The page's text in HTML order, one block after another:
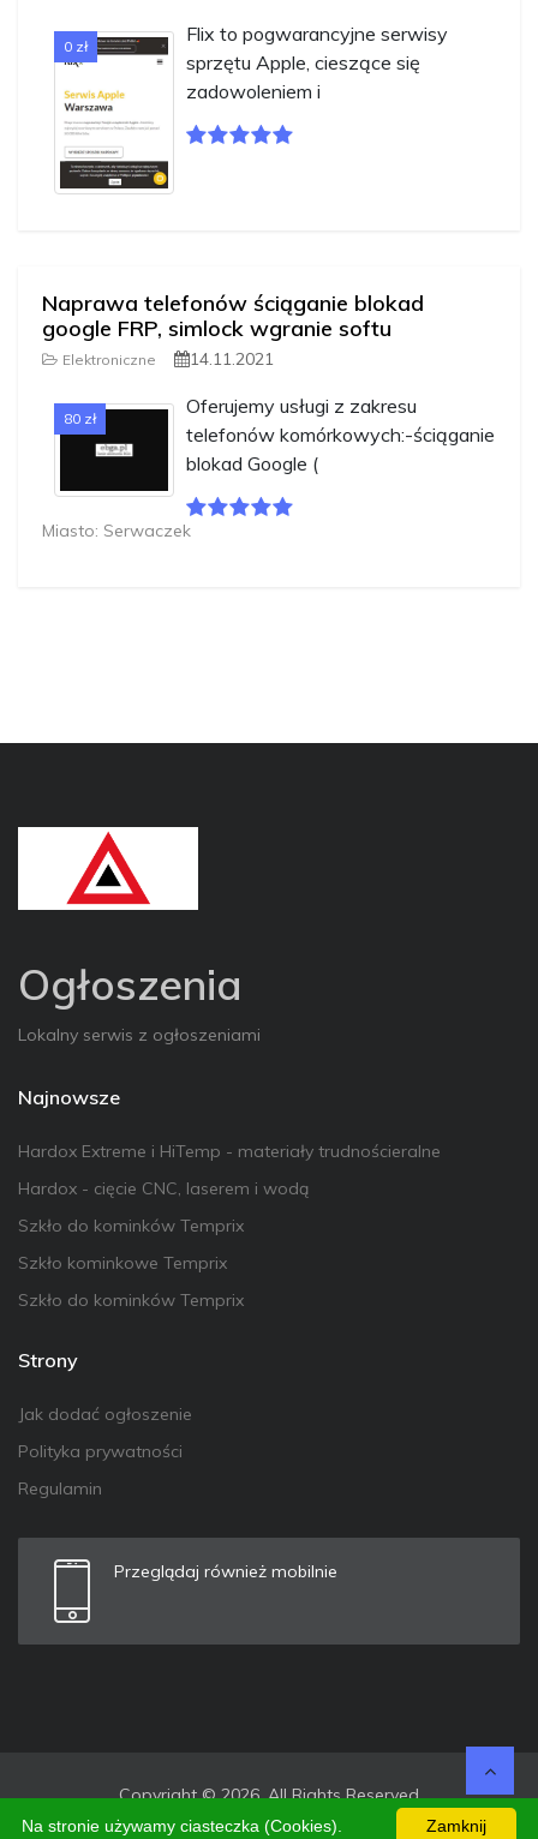
0 zł
Flix to pogwarancyjne serwisy
sprzętu Apple, cieszące się
zadowoleniem i
Naprawa telefonów ściąganie blokad
google FRP, simlock wgranie softu
Elektroniczne 14.11.2021
80 zł
Oferujemy usługi z zakresu
telefonów komórkowych:-ściąganie
blokad Google (
Miasto: Serwaczek
Ogłoszenia
Lokalny serwis z ogłoszeniami
Najnowsze
Hardox Extreme i HiTemp - materiały trudnościeralne
Hardox - cięcie CNC, laserem i wodą
Szkło do kominków Temprix
Szkło kominkowe Temprix
Szkło do kominków Temprix
Strony
Jak dodać ogłoszenie
Polityka prywatności
Regulamin
Przeglądaj również mobilnie
Copyright © 2026. All Rights Reserved
Zamknij
Na stronie używamy ciasteczka (Cookies).